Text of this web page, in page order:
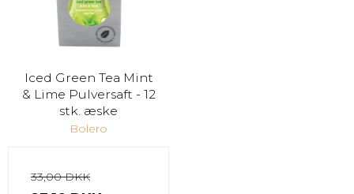
Iced Green Tea Mint
& Lime Pulversaft - 12
stk. æske
Bolero
33,00 DKK